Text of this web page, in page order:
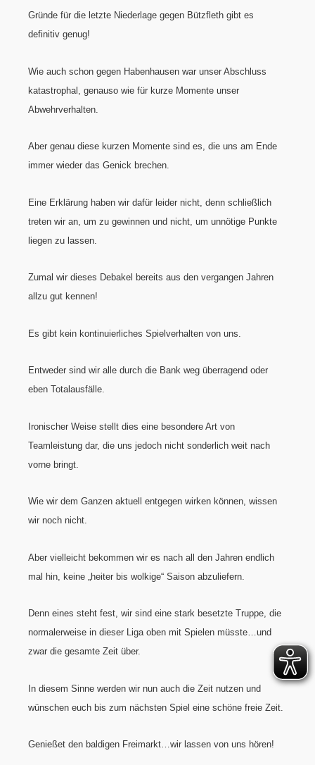
Gründe für die letzte Niederlage gegen Bützfleth gibt es
definitiv genug!
Wie auch schon gegen Habenhausen war unser Abschluss
katastrophal, genauso wie für kurze Momente unser
Abwehrverhalten.
Aber genau diese kurzen Momente sind es, die uns am Ende
immer wieder das Genick brechen.
Eine Erklärung haben wir dafür leider nicht, denn schließlich
treten wir an, um zu gewinnen und nicht, um unnötige Punkte
liegen zu lassen.
Zumal wir dieses Debakel bereits aus den vergangen Jahren
allzu gut kennen!
Es gibt kein kontinuierliches Spielverhalten von uns.
Entweder sind wir alle durch die Bank weg überragend oder
eben Totalausfälle.
Ironischer Weise stellt dies eine besondere Art von
Teamleistung dar, die uns jedoch nicht sonderlich weit nach
vorne bringt.
Wie wir dem Ganzen aktuell entgegen wirken können, wissen
wir noch nicht.
Aber vielleicht bekommen wir es nach all den Jahren endlich
mal hin, keine „heiter bis wolkige“ Saison abzuliefern.
Denn eines steht fest, wir sind eine stark besetzte Truppe, die
normalerweise in dieser Liga oben mit Spielen müsste…und
zwar die gesamte Zeit über.
In diesem Sinne werden wir nun auch die Zeit nutzen und
wünschen euch bis zum nächsten Spiel eine schöne freie Zeit.
Genießet den baldigen Freimarkt…wir lassen von uns hören!